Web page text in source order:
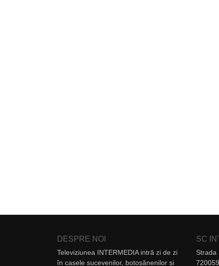
DESPRE NOI
Televiziunea INTERMEDIA intră zi de zi
în casele sucevenilor, botoșănenilor și
SC
Strada